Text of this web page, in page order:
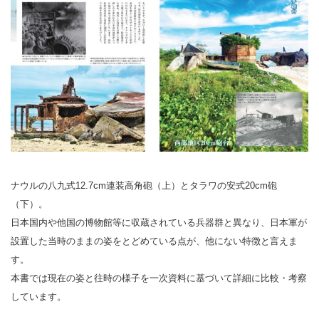
ナウルの八九式12.7cm連装高角砲（上）とタラワの安式20cm砲
（下）。
日本国内や他国の博物館等に収蔵されている兵器群と異なり、日本軍が
設置した当時のままの姿をとどめている点が、他にない特徴と言えま
す。
本書では現在の姿と往時の様子を一次資料に基づいて詳細に比較・考察
しています。